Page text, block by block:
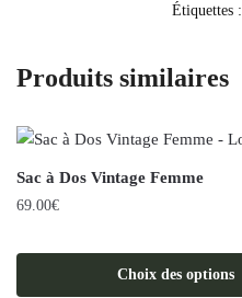
Étiquettes :
Produits similaires
Sac à Dos Vintage Femme
69.00€
Choix des options